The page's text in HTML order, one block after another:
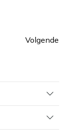
Volgende